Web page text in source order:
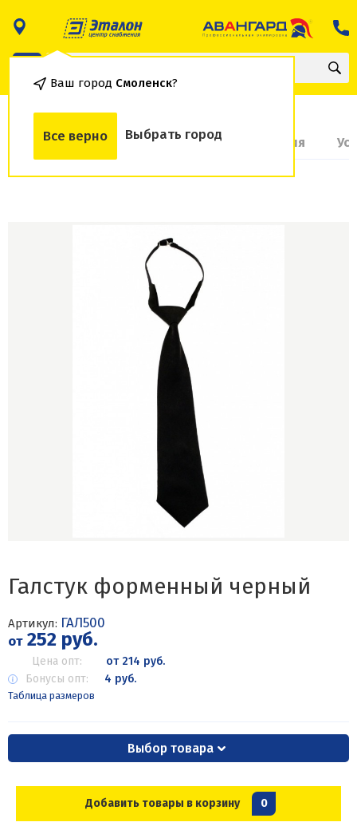
Ваш город Смоленск?
Все верно Выбрать город
О товаре Доставка и оплата Гарантия
Галстук форменный черный
Артикул: ГАЛ500
от252 руб.
Цена опт:
от 214 руб.
Бонусы опт:
4 руб.
Таблица размеров
Выбор товара
Добавить товары в корзину 0